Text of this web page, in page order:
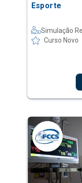
Esporte
Simulação
Curso Novo